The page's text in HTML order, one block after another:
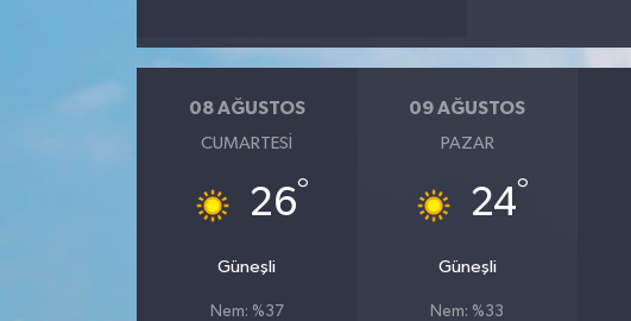
08 AĞUSTOS
CUMARTESI
26°
Güneşli
Nem: %37
09 AĞUSTOS
PAZAR
24°
Güneşli
Nem: %33